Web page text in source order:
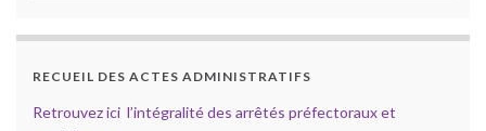
RECUEIL DES ACTES ADMINISTRATIFS
Retrouvez ici l’intégralité des arrêtés préfectoraux et